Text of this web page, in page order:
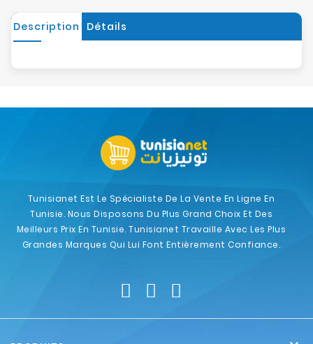
Description Détails
Tunisianet Est Le Spécialiste De La Vente En Ligne En
Tunisie. Nous Disposons Du Plus Grand Choix Et Des
Meilleurs Prix En Tunisie. Tunisianet Travaille Avec Les Plus
Grandes Marques Qui Lui Font Entièrement Confiance.